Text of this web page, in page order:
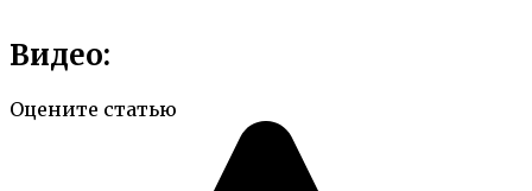
Видео:
Оцените статью